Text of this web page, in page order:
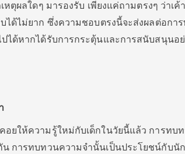
หตุผลใดๆ มารองรับ เพียงแค่ถามตรงๆ ว่าเ
ได้ไม่ยาก ซึ่งความชอบตรงนี้จะส่งผลต่อกา
ได้หากได้รับการกระตุ้นและการสนับสนุนอ
ยให้ความรู้ใหม่กับเด็กในวัยนี้แล้ว การทบ
น การทบทวนความจำนั้นเป็นประโยชน์กับนัก